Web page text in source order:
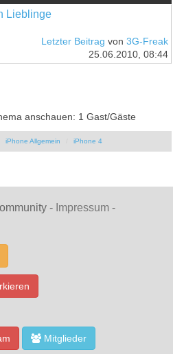
Lieblinge
Letzter Beitrag von 3G-Freak
25.06.2010, 08:44
anschauen: 1 Gast/Gäste
iPhone Allgemein iPhone 4
- Impressum -
Mitglieder